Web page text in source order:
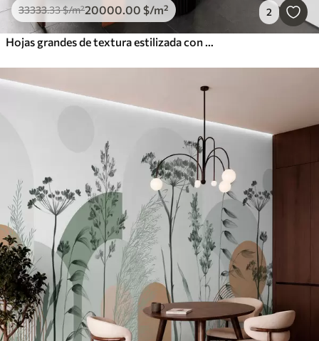
33333.33$/m²20000 .00 $/m² 2